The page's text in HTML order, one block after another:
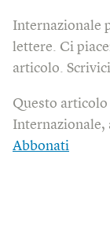
Internazionale
lettere. Ci
articolo.
Questo
Internazionale,
Abbonati